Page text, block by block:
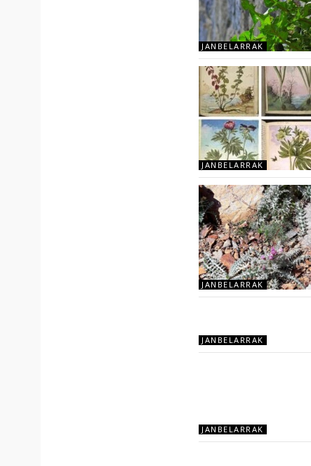
JANBELARRAK
JANBELARRAK
JANBELARRAK
JANBELARRAK
JANBELARRAK